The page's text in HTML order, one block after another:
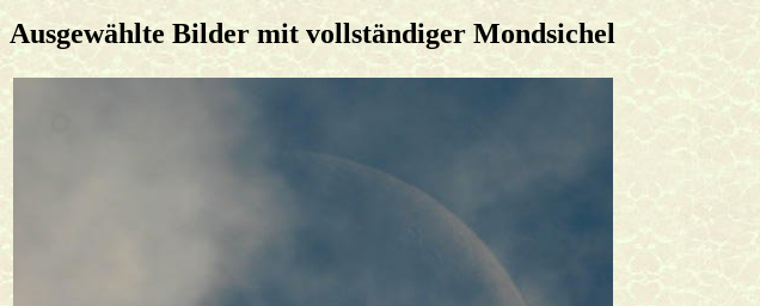
Ausgewählte Bilder mit vollständiger Mondsichel